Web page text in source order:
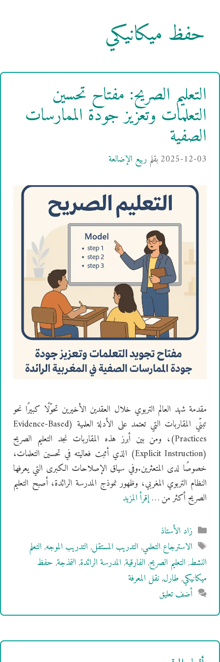
حفظ ميكانيكي
التعليم الصريح: مفتاح تحسين
التعلمات وتعزيز جودة الممارسات
الصفية
2025-12-03بقلم ربيع الإضالعة
مقدمة شهد العالم التربوي خلال العقدين الأخيرين تحوّلًا كبيرًا نحو
تبنّي المقاربات التي تعتمد على الأدلة العلمية (Evidence-Based
Practices)، ومن بين أبرز هذه المقاربات نجد التعليم الصريح
(Explicit Instruction) الذي أثبت فعاليته في تحسين التعلمات،
خصوصًا لدى المتعثرين.وفي سياق الإصلاحات الكبرى التي يعرفها
النظام التربوي المغربي، وظهور نموذج المدرسة الرائدة، أصبح التعليم
الصريح أكثر من …إقرأ المزيد
التصنيفات
زاد الأستاذ
الوسوم
الاسترجاع التعلمي,التدريب المستقل,التدريب الموجه,التعلم
النشط,التعليم الصريح,الفارقية,المدرسة الرائدة,النمذجة,حفظ
ميكانيكي,طارل,نقل المعرفة
أضف تعليق